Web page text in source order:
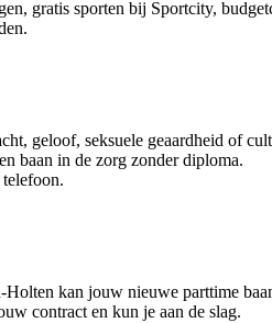
gratis sporten bij Sportcity,
geloof, seksuele geaardheid of
baan in de zorg zonder diploma.
kan jouw nieuwe parttime
contract en kun je aan de slag.